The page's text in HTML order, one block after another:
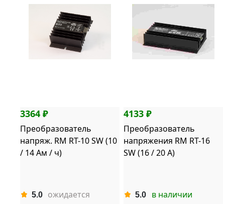
3364 ₽
Преобразователь
напряж. RM RT-10 SW (10
/ 14 Ам / ч)
5.0 ожидается
4133 ₽
Преобразователь
напряжения RM RT-16
SW (16 / 20 A)
5.0 в наличии